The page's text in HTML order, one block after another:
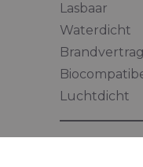
Lasbaar
Waterdicht
Luchtdicht